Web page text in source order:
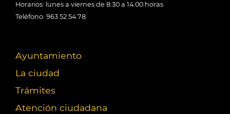
Horarios: lunes a viernes de 8:30 a 14:00 horas
Teléfono: 963 52 54 78
Ayuntamiento
La ciudad
Trámites
Atención ciudadana